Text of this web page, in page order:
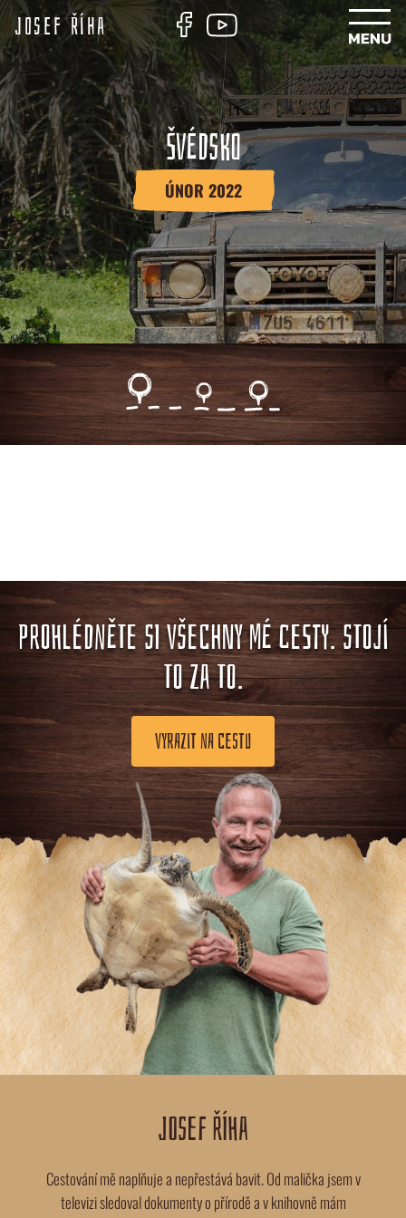
Josef Říha
ŠVÉDSKO
ÚNOR 2022
PROHLÉDNĚTE SI VŠECHNY MÉ CESTY. STOJÍ
TO ZA TO.
VYRAZIT NA CESTU
JOSEF ŘÍHA
Cestování mě naplňuje a nepřestává bavit. Od malička jsem v
televizi sledoval dokumenty o přírodě a v knihovně mám